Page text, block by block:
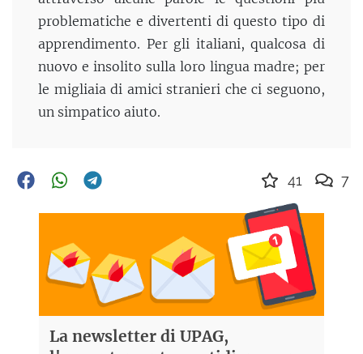
problematiche e divertenti di questo tipo di
apprendimento. Per gli italiani, qualcosa di
nuovo e insolito sulla loro lingua madre; per
le migliaia di amici stranieri che ci seguono,
un simpatico aiuto.
41 7
La newsletter di UPAG,